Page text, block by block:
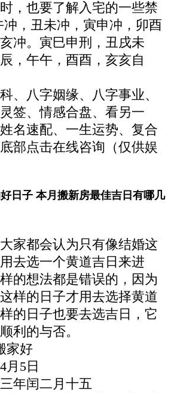
，也要了解入宅的一些禁
，丑未冲，寅申冲，卯酉
冲。寅巳申刑，丑戌未
，午午，酉酉，亥亥自
、八字姻缘、八字事业、
签、情感合盘、看另一
名速配、一生运势、复合
部点击在线咨询（仅供娱
日子 本月搬新房最佳吉日有哪几
家都会认为只有像结婚这
去选一个黄道吉日来进
的想法都是错误的，因为
样的日子才用去选择黄道
的日子也要去选吉日，它
利的与否。
家好
月5日
年闰二月十五